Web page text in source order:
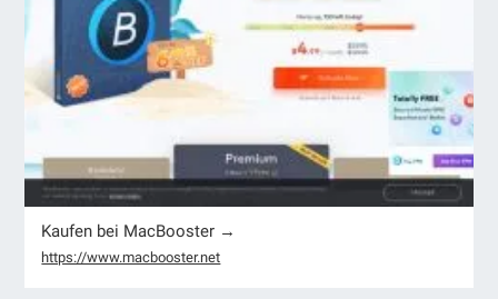
Kaufen bei MacBooster →
https://www.macbooster.net